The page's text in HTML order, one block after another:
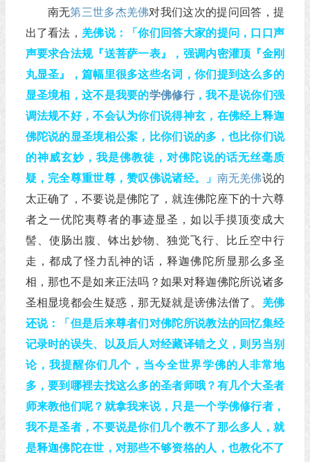
南无第三世多杰羌佛对我们这次的提问回答，提
出了看法， 羌佛说：「你们回答大家的提问，口口声
声要求合法规『送菩萨一表』，强调内密灌顶『金刚
丸显圣』，篇幅里很多这些名词，你们提到这么多的
显圣境相，这不是我要的学佛修行，我不是说你们强
调法规不好，不会认为你们说得神玄，在佛经上释迦
佛陀说的显圣境相公案，比你们说的多，也比你们说
的神威玄妙，我是佛教徒，对佛陀说的话无丝毫质
疑，完全尊重世尊，赞叹佛说诸经。」 南无羌佛说的
太正确了，不要说是佛陀了，就连佛陀座下的十六尊
者之一优陀夷尊者的事迹显圣，如以手摸顶变成大
髻、使肠出腹、钵出妙物、独觉飞行、比丘空中行
走，都成了怪力乱神的话，释迦佛陀所显那么多圣
相，那也不是如来正法吗？如果对释迦佛陀所说诸多
圣相显境都会生疑惑，那无疑就是谤佛法僧了。 羌佛
还说：「但是后来尊者们对佛陀所说教法的回忆集经
记录时的误失、以及后人对经藏译错之义，则另当别
论，我提醒你们几个，当今全世界学佛的人非常地
多，要到哪裡去找这么多的圣者师哦？有几个大圣者
师来教他们呢？就拿我来说，只是一个学佛修行者，
我不是圣者，不要说是你们几个教不了那么多人，就
是释迦佛陀在世，对那些不够资格的人，也教化不了